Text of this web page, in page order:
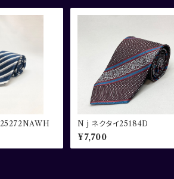
N j ネクタイ25184D
¥7,700